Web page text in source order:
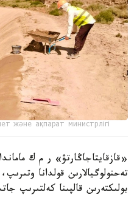
және ақпарат министрлігі
«قازقايتاجاڭارتۋ» ر م ك
تەحنولوگيالارىن قولدانا
بولىكتەرىن قالپىنا كەلتىرىپ